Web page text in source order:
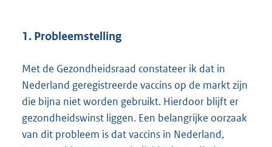
1. Probleemstelling
Met de Gezondheidsraad constateer ik dat in
Nederland geregistreerde vaccins op de markt zijn
die bijna niet worden gebruikt. Hierdoor blijft er
gezondheidswinst liggen. Een belangrijke oorzaak
van dit probleem is dat vaccins in Nederland,